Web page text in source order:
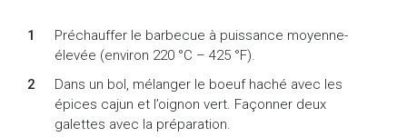
Préchauffer le barbecue à puissance moyenne-
élevée (environ 220 °C – 425 °F).
Dans un bol, mélanger le boeuf haché avec les
épices cajun et l’oignon vert. Façonner deux
galettes avec la préparation.